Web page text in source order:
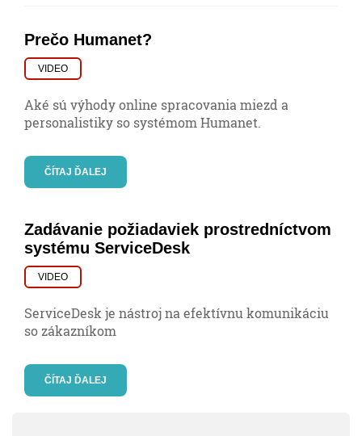
Prečo Humanet?
VIDEO
Aké sú výhody online spracovania miezd a
personalistiky so systémom Humanet.
ČÍTAJ ĎALEJ
Zadávanie požiadaviek prostredníctvom
systému ServiceDesk
VIDEO
ServiceDesk je nástroj na efektívnu komunikáciu
so zákazníkom
ČÍTAJ ĎALEJ